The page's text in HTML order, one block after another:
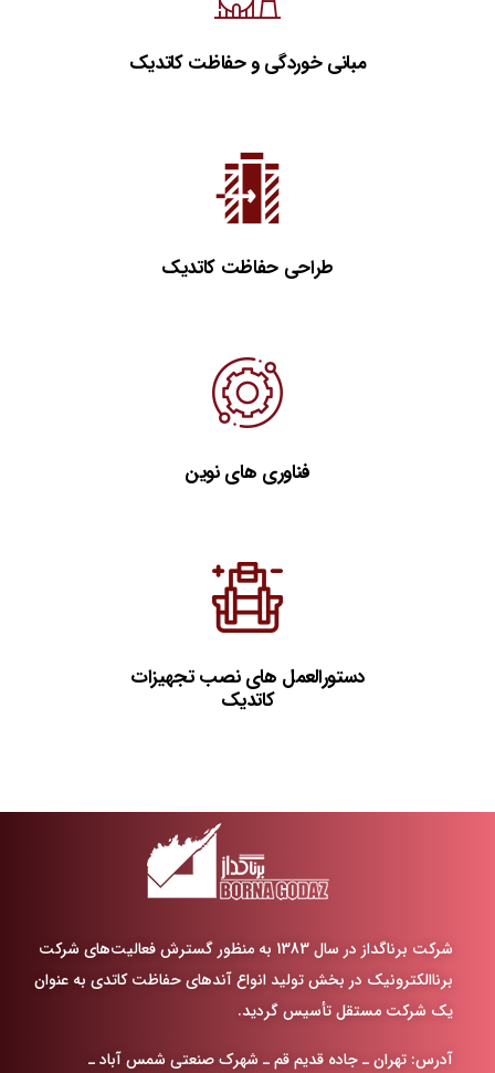
مبانی خوردگی و حفاظت کاتدیک
طراحی حفاظت کاتدیک
فناوری های نوین
دستورالعمل های نصب تجهیزات
کاتدیک
شرکت برناگداز در سال 1383 به منظور گسترش فعالیت‌های شرکت
برناالکترونیک در بخش تولید انواع آندهای حفاظت کاتدی به عنوان
یک شرکت مستقل تأسیس گردید.
آدرس: تهران ـ جاده قدیم قم ـ شهرک صنعتی شمس آباد ـ